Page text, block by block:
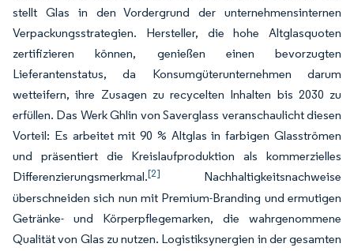
stellt Glas in den Vordergrund der unternehmensinternen
Verpackungsstrategien. Hersteller, die hohe Altglasquoten
zertifizieren können, genießen einen bevorzugten
Lieferantenstatus, da Konsumgüterunternehmen darum
wetteifern, ihre Zusagen zu recycelten Inhalten bis 2030 zu
erfüllen. Das Werk Ghlin von Saverglass veranschaulicht diesen
Vorteil: Es arbeitet mit 90 % Altglas in farbigen Glasströmen
und präsentiert die Kreislaufproduktion als kommerzielles
Differenzierungsmerkmal.[2]
Nachhaltigkeitsnachweise
überschneiden sich nun mit Premium-Branding und ermutigen
Getränke- und Körperpflegemarken, die wahrgenommene
Qualität von Glas zu nutzen. Logistiksynergien in der gesamten